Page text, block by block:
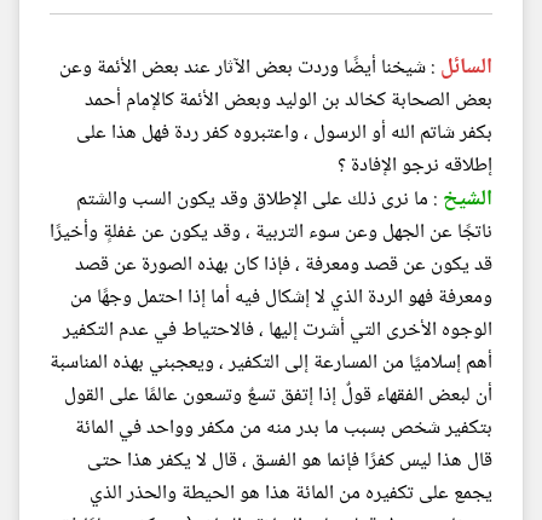
السائل : شيخنا أيضًا وردت بعض الآثار عند بعض الأئمة وعن
بعض الصحابة كخالد بن الوليد وبعض الأئمة كالإمام أحمد
بكفر شاتم الله أو الرسول ، واعتبروه كفر ردة فهل هذا على
إطلاقه نرجو الإفادة ؟
الشيخ : ما نرى ذلك على الإطلاق وقد يكون السب والشتم
ناتجًا عن الجهل وعن سوء التربية ، وقد يكون عن غفلةٍ وأخيرًا
قد يكون عن قصد ومعرفة ، فإذا كان بهذه الصورة عن قصد
ومعرفة فهو الردة الذي لا إشكال فيه أما إذا احتمل وجهًا من
الوجوه الأخرى التي أشرت إليها ، فالاحتياط في عدم التكفير
أهم إسلاميًا من المسارعة إلى التكفير ، ويعجبني بهذه المناسبة
أن لبعض الفقهاء قولٌ إذا إتفق تسعٌ وتسعون عالمًا على القول
بتكفير شخص بسبب ما بدر منه من مكفر وواحد في المائة
قال هذا ليس كفرًا فإنما هو الفسق ، قال لا يكفر هذا حتى
يجمع على تكفيره من المائة هذا هو الحيطة والحذر الذي